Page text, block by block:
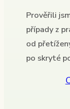
Prověřili
případy z
od
po skryté